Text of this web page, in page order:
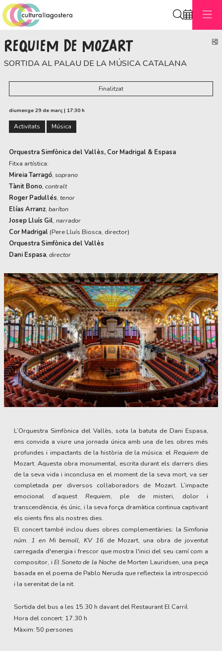
REQUIEM DE MOZART
SORTIDA AL PALAU DE LA MÚSICA CATALANA
Finalitzat
diumenge 29 de març | 17:30 h
Activitats Música
Orquestra Simfònica del Vallès, Cor Madrigal & Espasa
Fitxa artística:
Mireia Tarragó, soprano
Tànit Bono, contralt
Roger Padullés, tenor
Elías Arranz, baríton
Josep Lluís Gil, narrador
Cor Madrigal (Pere Lluís Biosca, director)
Orquestra Simfònica del Vallès
Dani Espasa, director
L’Orquestra Simfònica del Vallès, sota la batuta de Dani Espasa,
ens convida a viure una jornada única amb una de les obres més
profundes i impactants de la història de la música: el Requiem de
Mozart. Aquesta obra monumental, escrita durant els darrers dies
de la seva vida i inconclusa en el moment de la seva mort, va ser
completada per diversos col·laboradors de Mozart. L’impacte
emocional d’aquestRequiem, ple de misteri, dolor i
transcendència, és únic, i la seva força dramàtica continua captivant
els oients fins als nostres dies.
El concert també inclou dues obres complementàries: la Simfonia
núm. 1 en Mi bemoll, KV 16 de Mozart, una obra de joventut
carregada d'energia i frescor que mostra l'inici del seu camí com a
compositor, iEl Soneto de la Noche de Morten Lauridsen, una peça
basada en el poema de Pablo Neruda que reflecteix la introspecció
i la serenitat de la nit.
Sortida del bus a les 15.30 h davant del Restaurant El Carril
Hora del concert: 17.30 h
Màxim: 50 persones